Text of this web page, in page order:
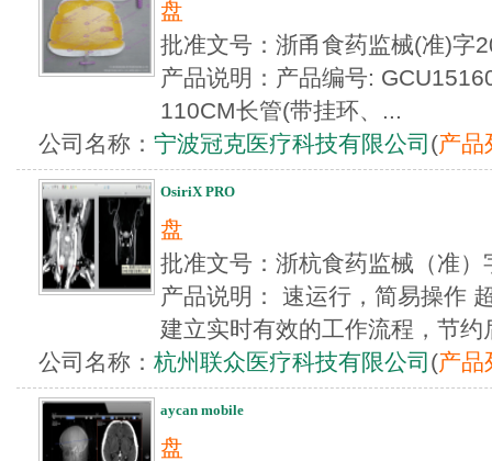
盘
批准文号：浙甬食药监械(准)
产品说明：产品编号:
110CM长管(带挂环、...
公司名称： 宁波冠克医疗科技有限公司 (产品
OsiriX PRO
盘
批准文号：浙杭食药监械（
产品说明： 速运行，简易操作
建立实时有效的工作流程，节约
公司名称： 杭州联众医疗科技有限公司 (产品
aycan mobile
盘